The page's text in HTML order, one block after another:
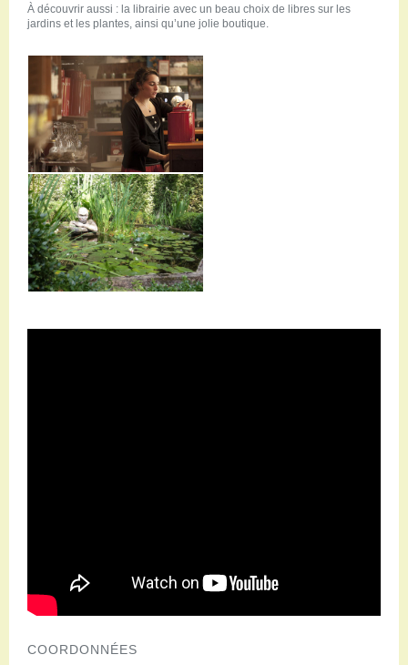
À découvrir aussi : la librairie avec un beau choix de libres sur les
jardins et les plantes, ainsi qu’une jolie boutique.
COORDONNÉES